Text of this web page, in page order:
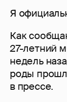
Я
Как
27-летний
недель
роды
в прессе.